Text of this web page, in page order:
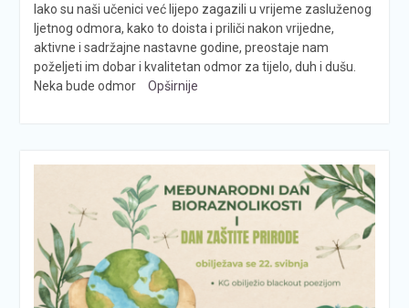
Iako su naši učenici već lijepo zagazili u vrijeme zasluženog
ljetnog odmora, kako to doista i priliči nakon vrijedne,
aktivne i sadržajne nastavne godine, preostaje nam
poželjeti im dobar i kvalitetan odmor za tijelo, duh i dušu.
Neka bude odmor
Opširnije